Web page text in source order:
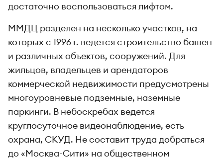
достаточно воспользоваться лифтом.
ММДЦ разделен на несколько участков, на
которых с 1996 г. ведется строительство башен
и различных объектов, сооружений. Для
жильцов, владельцев и арендаторов
коммерческой недвижимости предусмотрены
многоуровневые подземные, наземные
паркинги. В небоскребах ведется
круглосуточное видеонаблюдение, есть
охрана, СКУД. Не составит труда добраться
до «Москва-Сити» на общественном